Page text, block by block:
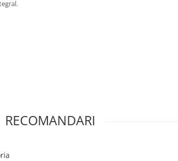
RECOMANDARI